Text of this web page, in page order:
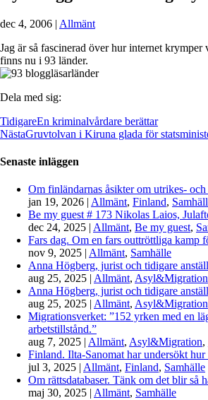
dec 4, 2006 | Allmänt
Jag är så fascinerad över hur internet
finns nu i 93 länder.
Dela med sig:
TidigareEn kriminalvårdare berättar
NästaGruvtolvan i Kiruna glada för
Senaste inläggen
Om finländarnas åsikter om utrikes-
jan 19, 2026 | Allmänt, Finland,
Be my guest # 173 Nikolas Laios,
dec 24, 2025 | Allmänt, Be my guest,
Fars dag. Om en fars outtröttliga kamp
nov 9, 2025 | Allmänt, Samhälle
Anna Högberg, jurist och tidigare
aug 25, 2025 | Allmänt, Asyl&Migration
Anna Högberg, jurist och tidigare
aug 25, 2025 | Allmänt, Asyl&Migration
Migrationsverket: ”152 yrken med en
arbetstillstånd.”
aug 7, 2025 | Allmänt, Asyl&Migration,
Finland. Ilta-Sanomat har undersökt
jul 3, 2025 | Allmänt, Finland, Samhälle
Om rättsdatabaser. Tänk om det blir så
maj 30, 2025 | Allmänt, Samhälle